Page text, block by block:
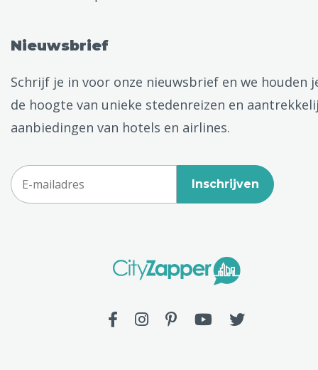
Nieuwsbrief
Schrijf je in voor onze nieuwsbrief en we houden
de hoogte van unieke stedenreizen en
aanbiedingen van hotels en airlines.
Inschrijven